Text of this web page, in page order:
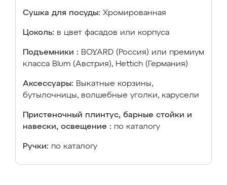
Сушка для посуды: Хромированная
Цоколь: в цвет фасадов или корпуса
Подъемники : BOYARD (Россия) или премиум
класса Blum (Австрия), Hettich (Германия)
Аксессуары: Выкатные корзины,
бутылочницы, волшебные уголки, карусели
Пристеночный плинтус, барные стойки и
навески, освещение : по каталогу
Ручки: по каталогу